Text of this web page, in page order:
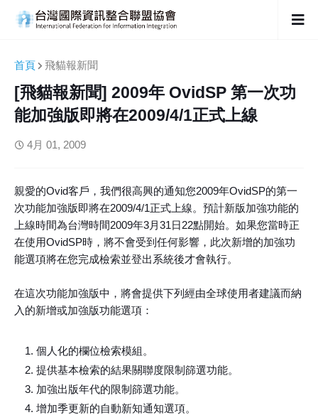
首頁 飛貓報新聞
[飛貓報新聞] 2009年 OvidSP 第一次功
能加強版即將在2009/4/1正式上線
4月 01, 2009
親愛的Ovid客戶，我們很高興的通知您2009年OvidSP的第一
次功能加強版即將在2009/4/1正式上線。預計新版加強功能的
上線時間為台灣時間2009年3月31日22點開始。如果您當時正
在使用OvidSP時，將不會受到任何影響，此次新增的加強功
能選項將在您完成檢索並登出系統後才會執行。
在這次功能加強版中，將會提供下列經由全球使用者建議而納
入的新增或加強版功能選項：
個人化的欄位檢索模組。
提供基本檢索的結果關聯度限制篩選功能。
加強出版年代的限制篩選功能。
增加季更新的自動新知通知選項。